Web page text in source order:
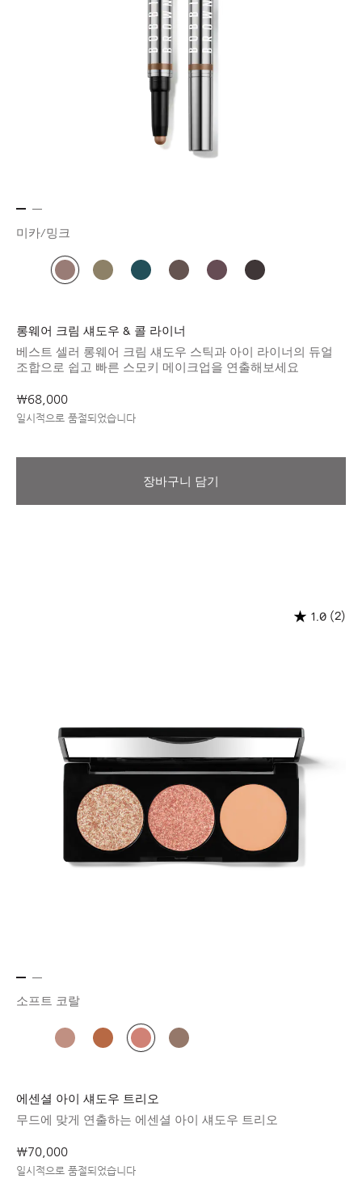
미카/밍크
롱웨어 크림 섀도우 & 콜 라이너
베스트 셀러 롱웨어 크림 섀도우 스틱과 아이 라이너의 듀얼
조합으로 쉽고 빠른 스모키 메이크업을 연출해보세요
₩68,000
일시적으로 품절되었습니다
장바구니 담기
소프트 코랄
에센셜 아이 섀도우 트리오
무드에 맞게 연출하는 에센셜 아이 섀도우 트리오
1.0 (2)
₩70,000
일시적으로 품절되었습니다